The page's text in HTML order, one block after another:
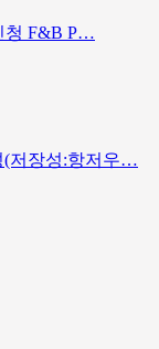
청 F&B P…
(저장성:항저우…